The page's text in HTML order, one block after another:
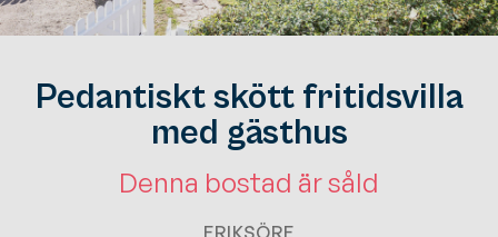
Pedantiskt skött fritidsvilla
med gästhus
Denna bostad är såld
ERIKSÖRE